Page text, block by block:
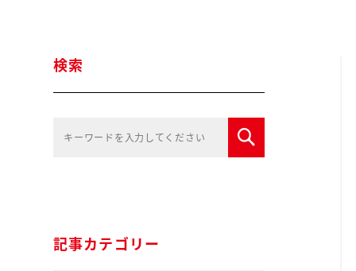
検索
記事カテゴリー